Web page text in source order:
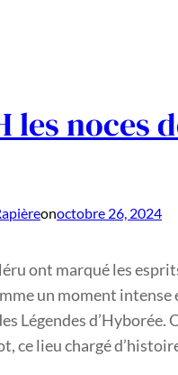
les noces
onoctobre 26, 2024
ont marqué les
un moment
Légendes d’Hyborée.
ce lieu chargé